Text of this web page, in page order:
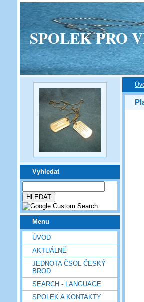
SPOLEK PRO
Vyhledat
Menu
ÚVOD
AKTUÁLNĚ
JEDNOTA ČSOL ČESKÝ
BROD
SEARCH - LANGUAGE
SPOLEK A KONTAKTY